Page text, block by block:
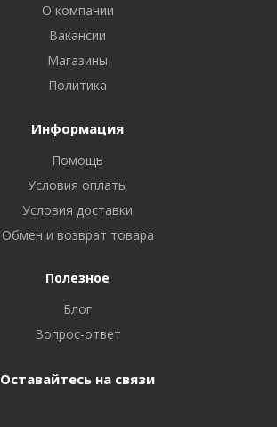
О компании
Вакансии
Магазины
Политика
Информация
Помощь
Условия оплаты
Условия доставки
Обмен и возврат товара
Полезное
Блог
Вопрос-ответ
Оставайтесь на связи